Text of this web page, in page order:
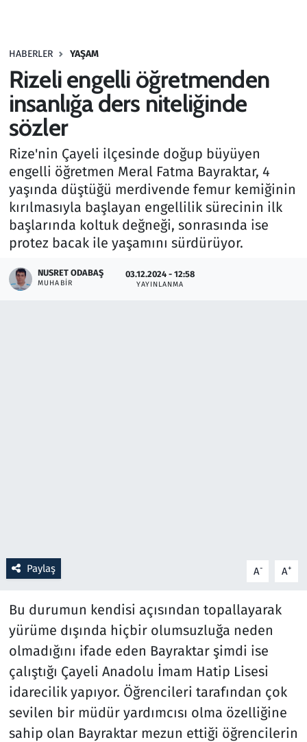
HABERLER YAŞAM
Rizeli engelli öğretmenden
insanlığa ders niteliğinde
sözler
Rize'nin Çayeli ilçesinde doğup büyüyen
engelli öğretmen Meral Fatma Bayraktar, 4
yaşında düştüğü merdivende femur kemiğinin
kırılmasıyla başlayan engellilik sürecinin ilk
başlarında koltuk değneği, sonrasında ise
protez bacak ile yaşamını sürdürüyor.
NUSRET ODABAŞ
MUHABIR
03.12.2024 - 12:58
YAYINLANMA
Paylaş A- A+
Bu durumun kendisi açısından topallayarak
yürüme dışında hiçbir olumsuzluğa neden
olmadığını ifade eden Bayraktar şimdi ise
çalıştığı Çayeli Anadolu İmam Hatip Lisesi
idarecilik yapıyor. Öğrencileri tarafından çok
sevilen bir müdür yardımcısı olma özelliğine
sahip olan Bayraktar mezun ettiği öğrencilerin
Haber
Kültür Sanat
Kurumsal Haberler
Lezzet Durağı
Memur ve Kamu
Otomobil
Oyun